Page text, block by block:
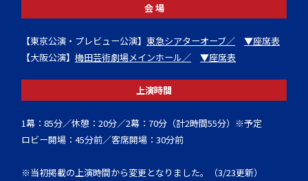
会 場
【東京公演・プレビュー公演】東急シアターオーブ／
▼座席表
【大阪公演】梅田芸術劇場メインホール／ ▼座席表
上演時間
1幕：85分／休憩：20分／2幕：70分（計2時間55分）※予定
ロビー開場：45分前／客席開場：30分前
※当初掲載の上演時間から変更となりました。（3/23更新）